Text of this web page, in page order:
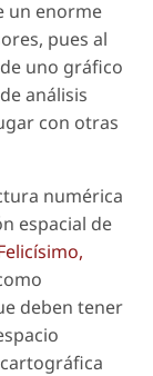
un enorme
pues al
uno gráfico
análisis
con otras
numérica
espacial de
deben tener